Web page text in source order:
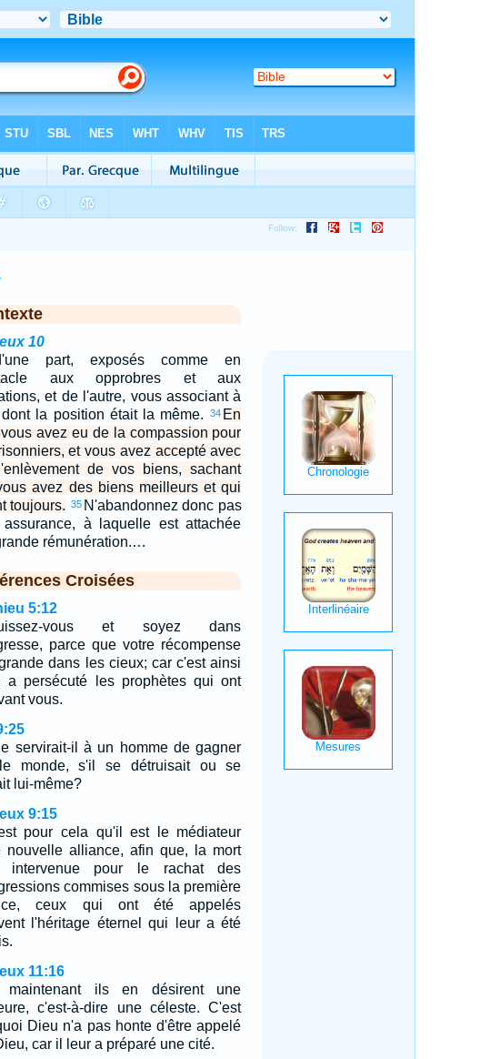
10
part, exposés comme en
aux opprobres et aux
et de l'autre, vous associant à
la position était la même.
34 En
avez eu de la compassion pour
et vous avez accepté avec
de vos biens, sachant
avez des biens meilleurs et qui
toujours. 35 N'abandonnez donc pas
assurance, à laquelle est attachée
rémunération.…
Croisées
5:12
vous et soyez dans
parce que votre récompense
dans les cieux; car c'est ainsi
a persécuté les prophètes qui ont
vous.
servirait-il à un homme de gagner
monde, s'il se détruisait ou se
lui-même?
9:15
pour cela qu'il est le médiateur
nouvelle alliance, afin que, la mort
intervenue pour le rachat des
commises sous la première
ceux qui ont été appelés
l'héritage éternel qui leur a été
11:16
maintenant ils en désirent une
c'est-à-dire une céleste. C'est
Dieu n'a pas honte d'être appelé
car il leur a préparé une cité.